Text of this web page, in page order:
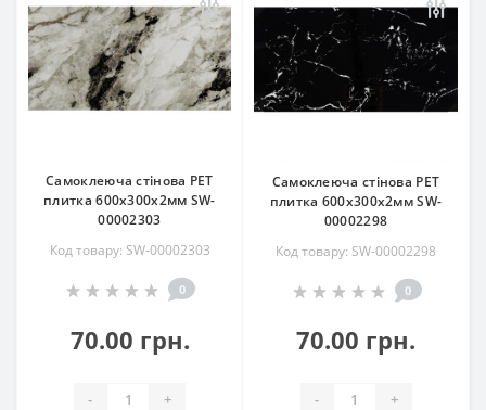
Самоклеюча стінова PET
плитка 600х300х2мм SW-
00002303
Код товару: SW-00002303
0
70.00 грн.
- +
Самоклеюча стінова PET
плитка 600х300х2мм SW-
00002298
Код товару: SW-00002298
0
70.00 грн.
- +